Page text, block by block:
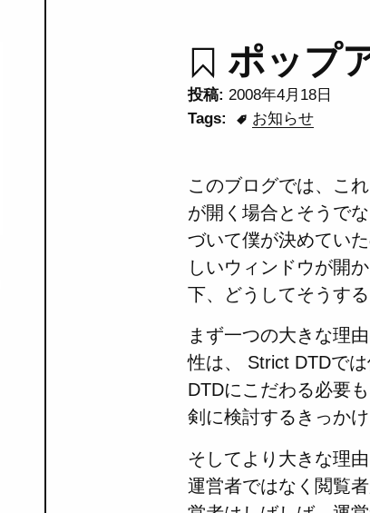
ポップ
投稿: 2008年4月18日
Tags:
お知らせ
このブログでは、こ
が開く場合とそうで
づいて僕が決めてい
しいウィンドウが開
下、どうしてそうす
まず一つの大きな理
性は、 Strict DTDで
DTDにこだわる必要
剣に検討するきっか
そしてより大きな理
運営者ではなく閲覧